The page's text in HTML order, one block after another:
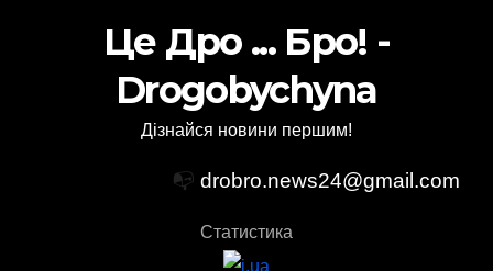
Це Дро ... Бро! -
Drogobychyna
Дізнайся новини першим!
📭 drobro.news24@gmail.com
Статистика